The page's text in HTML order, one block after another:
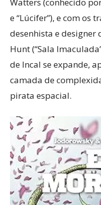
e “Lúcifer”), e com os
desenhista e designer
Hunt (“Sala
de Incal se expande,
camada de
pirata espacial.